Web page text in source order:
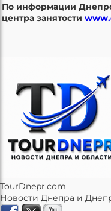
По информации
центра занятости
TourDnepr.com
Новости Днепра и